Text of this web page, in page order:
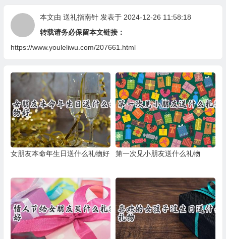
本文由 送礼指南针发表于 2024-12-26 11:58:18
转载请务必保留本文链接：
https://www.youleliwu.com/207661.html
女朋友本命年生日送什么礼物好 第一次见小朋友送什么礼物